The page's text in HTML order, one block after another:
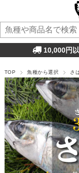
10,000円
TOP 魚種から選択 さ